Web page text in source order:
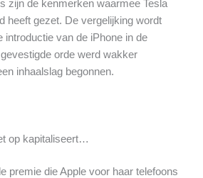
zijn de kenmerken waarmee Tesla
heeft gezet. De vergelijking wordt
introductie van de iPhone in de
orde werd wakker
inhaalslag begonnen.
op kapitaliseert…
premie die Apple voor haar telefoons